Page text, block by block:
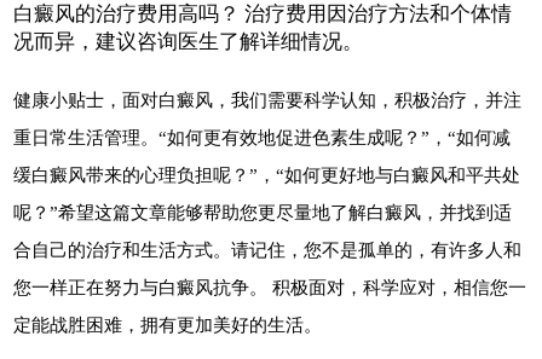
白癜风的治疗费用高吗？ 治疗费用因治疗方法和个体情
况而异，建议咨询医生了解详细情况。
健康小贴士，面对白癜风，我们需要科学认知，积极治疗，并注
重日常生活管理。“如何更有效地促进色素生成呢？”，“如何减
缓白癜风带来的心理负担呢？”，“如何更好地与白癜风和平共处
呢？”希望这篇文章能够帮助您更尽量地了解白癜风，并找到适
合自己的治疗和生活方式。请记住，您不是孤单的，有许多人和
您一样正在努力与白癜风抗争。 积极面对，科学应对，相信您一
定能战胜困难，拥有更加美好的生活。